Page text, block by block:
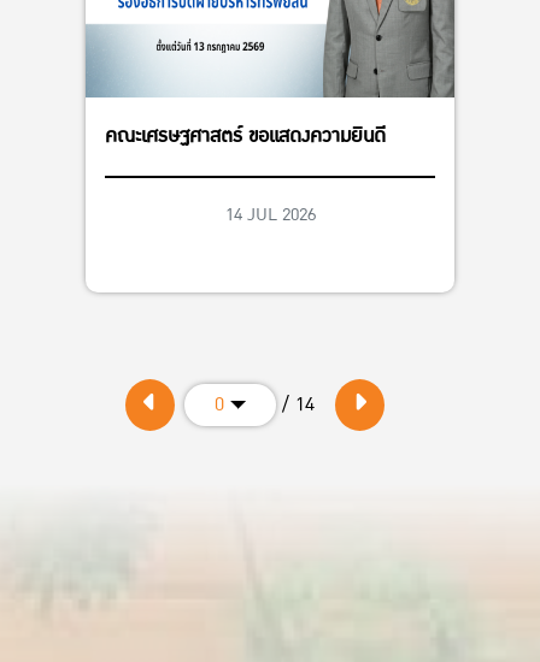
คณะเศรษฐศาสตร์ ขอแสดงความยินดี
14 JUL 2026
0 / 14